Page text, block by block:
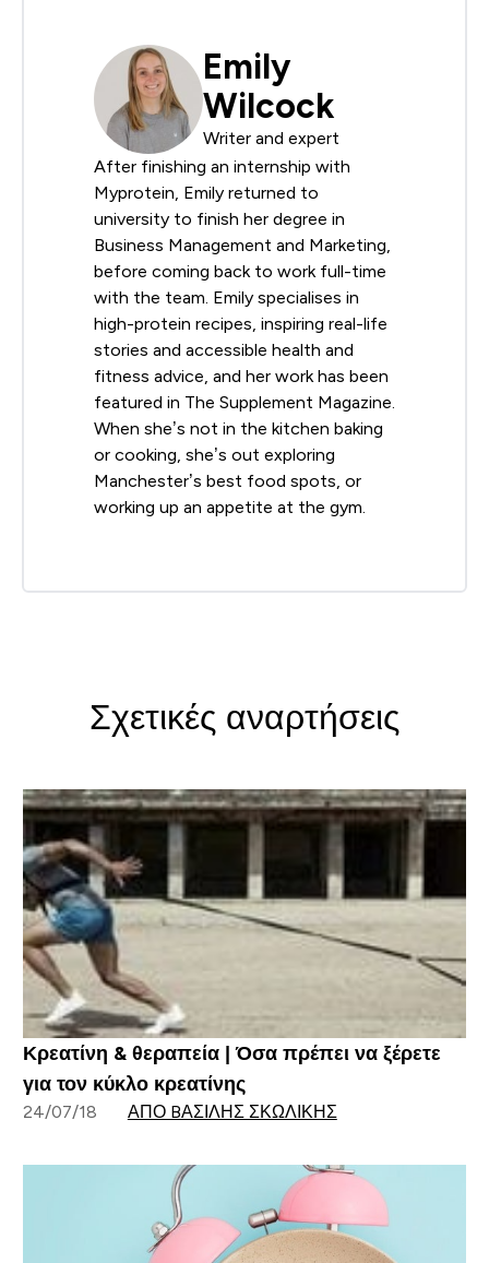
Emily
Wilcock
Writer and expert
After finishing an internship with
Myprotein, Emily returned to
university to finish her degree in
Business Management and Marketing,
before coming back to work full-time
with the team. Emily specialises in
high-protein recipes, inspiring real-life
stories and accessible health and
fitness advice, and her work has been
featured in The Supplement Magazine.
When she’s not in the kitchen baking
or cooking, she’s out exploring
Manchester’s best food spots, or
working up an appetite at the gym.
Σχετικές αναρτήσεις
Κρεατίνη & θεραπεία | Όσα πρέπει να ξέρετε
για τον κύκλο κρεατίνης
24/07/18 ΑΠΌ BΑΣΊΛΗΣ ΣΚΩΛΊΚΗΣ